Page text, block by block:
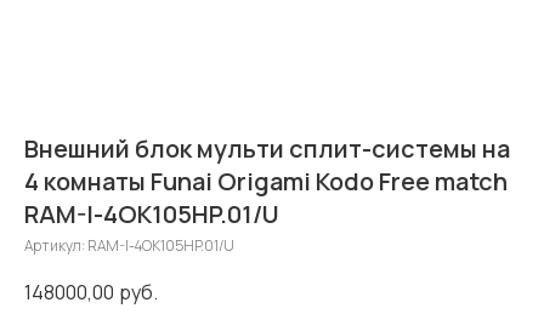
Внешний блок мульти сплит-системы на
4 комнаты Funai Origami Kodo Free match
RAM-I-4OK105HP.01/U
Артикул: RAM-I-4OK105HP.01/U
148000,00 руб.